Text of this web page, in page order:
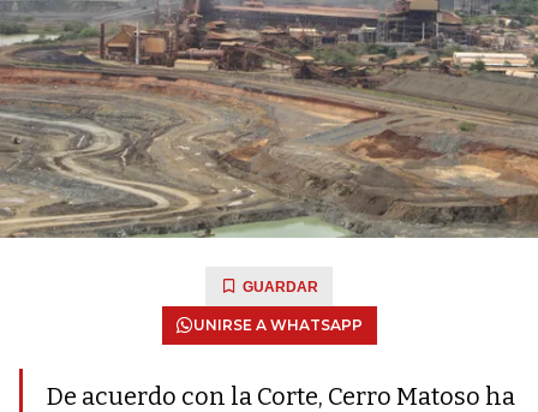
GUARDAR
UNIRSE A WHATSAPP
De acuerdo con la Corte, Cerro Matoso ha